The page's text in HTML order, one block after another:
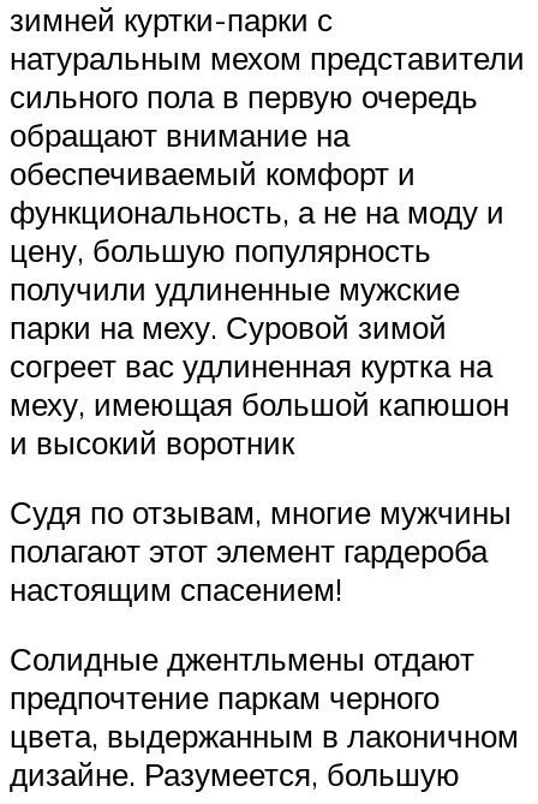
зимней куртки-парки с
натуральным мехом представители
сильного пола в первую очередь
обращают внимание на
обеспечиваемый комфорт и
функциональность, а не на моду и
цену, большую популярность
получили удлиненные мужские
парки на меху. Суровой зимой
согреет вас удлиненная куртка на
меху, имеющая большой капюшон
и высокий воротник
Судя по отзывам, многие мужчины
полагают этот элемент гардероба
настоящим спасением!
Солидные джентльмены отдают
предпочтение паркам черного
цвета, выдержанным в лаконичном
дизайне. Разумеется, большую